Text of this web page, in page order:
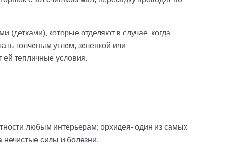
(детками), которые отделяют в случае, когда
толченым углем, зеленкой или
ей тепличные условия.
любым интерьерам; орхидея- один из самых
нечистые силы и болезни.